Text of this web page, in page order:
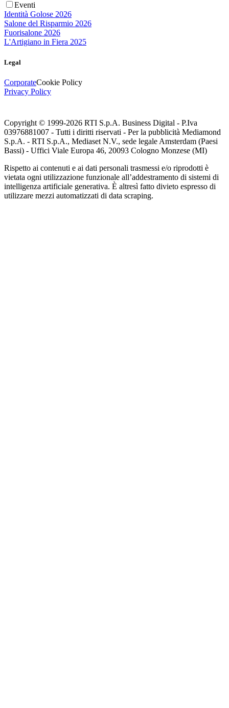
Eventi
Identità Golose 2026
Salone del Risparmio 2026
Fuorisalone 2026
L'Artigiano in Fiera 2025
Legal
CorporateCookie Policy
Privacy Policy
Copyright © 1999-2026 RTI S.p.A. Business Digital - P.Iva
03976881007 - Tutti i diritti riservati - Per la pubblicità Mediamond
S.p.A. - RTI S.p.A., Mediaset N.V., sede legale Amsterdam (Paesi
Bassi) - Uffici Viale Europa 46, 20093 Cologno Monzese (MI)
Rispetto ai contenuti e ai dati personali trasmessi e/o riprodotti è
vietata ogni utilizzazione funzionale all’addestramento di sistemi di
intelligenza artificiale generativa. È altresì fatto divieto espresso di
utilizzare mezzi automatizzati di data scraping.